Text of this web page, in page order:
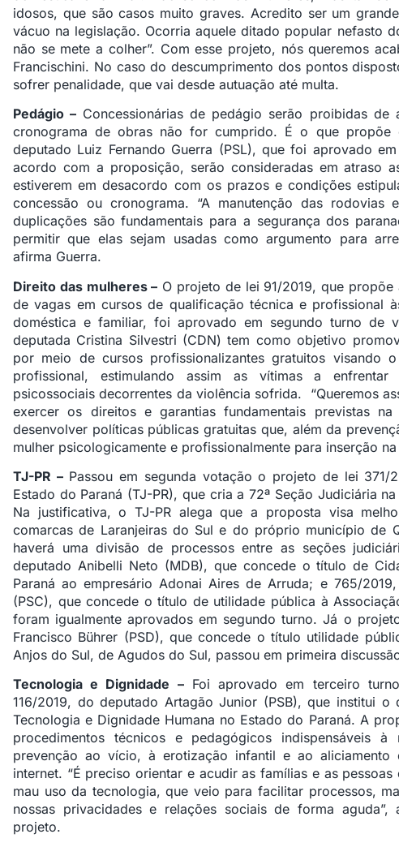
idosos, que são casos muito graves. Acredito ser um
vácuo na legislação. Ocorria aquele ditado popular nefasto
não se mete a colher”. Com esse projeto, nós queremos
Francischini. No caso do descumprimento dos pontos
sofrer penalidade, que vai desde autuação até multa.
Pedágio – Concessionárias de pedágio serão proibidas de
cronograma de obras não for cumprido. É o que
deputado Luiz Fernando Guerra (PSL), que foi aprovado
acordo com a proposição, serão consideradas em atraso
estiverem em desacordo com os prazos e condições
concessão ou cronograma. “A manutenção das
duplicações são fundamentais para a segurança dos
permitir que elas sejam usadas como argumento para
afirma Guerra.
Direito das mulheres – O projeto de lei 91/2019, que
de vagas em cursos de qualificação técnica e profissional
doméstica e familiar, foi aprovado em segundo turno de
deputada Cristina Silvestri (CDN) tem como objetivo
por meio de cursos profissionalizantes gratuitos visando
profissional, estimulando assim as vítimas a
psicossociais decorrentes da violência sofrida. “Queremos
exercer os direitos e garantias fundamentais previstas
desenvolver políticas públicas gratuitas que, além da
mulher psicologicamente e profissionalmente para inserção
TJ-PR –Passou em segunda votação o projeto de lei 371/
Estado do Paraná (TJ-PR), que cria a 72ª Seção Judiciária
Na justificativa, o TJ-PR alega que a proposta visa
comarcas de Laranjeiras do Sul e do próprio município de
haverá uma divisão de processos entre as seções
deputado Anibelli Neto (MDB), que concede o título de
Paraná ao empresário Adonai Aires de Arruda; e 765/
(PSC), que concede o título de utilidade pública à
foram igualmente aprovados em segundo turno. Já o
Francisco Bührer (PSD), que concede o título utilidade
Anjos do Sul, de Agudos do Sul, passou em primeira
Tecnologia e Dignidade –Foi aprovado em terceiro
116/2019, do deputado Artagão Junior (PSB), que institui
Tecnologia e Dignidade Humana no Estado do Paraná. A
procedimentos técnicos e pedagógicos indispensáveis
prevenção ao vício, à erotização infantil e ao aliciamento
internet. “É preciso orientar e acudir as famílias e as
mau uso da tecnologia, que veio para facilitar processos,
nossas privacidades e relações sociais de forma
projeto.